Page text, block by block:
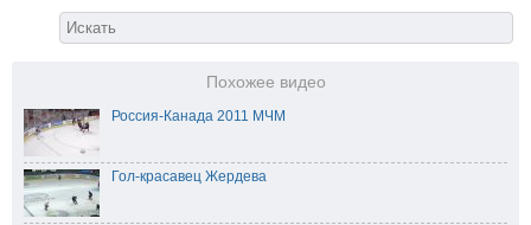
Похожее видео
Россия-Канада 2011 МЧМ
Гол-красавец Жердева